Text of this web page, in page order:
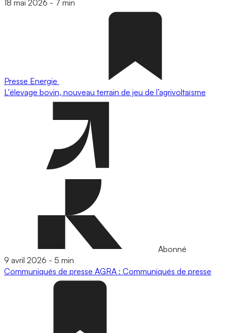
18 mai 2026 - 7 min
Presse Energie
L'élevage bovin, nouveau terrain de jeu de l’agrivoltaïsme
Abonné
9 avril 2026 - 5 min
Communiqués de presse AGRA : Communiqués de presse